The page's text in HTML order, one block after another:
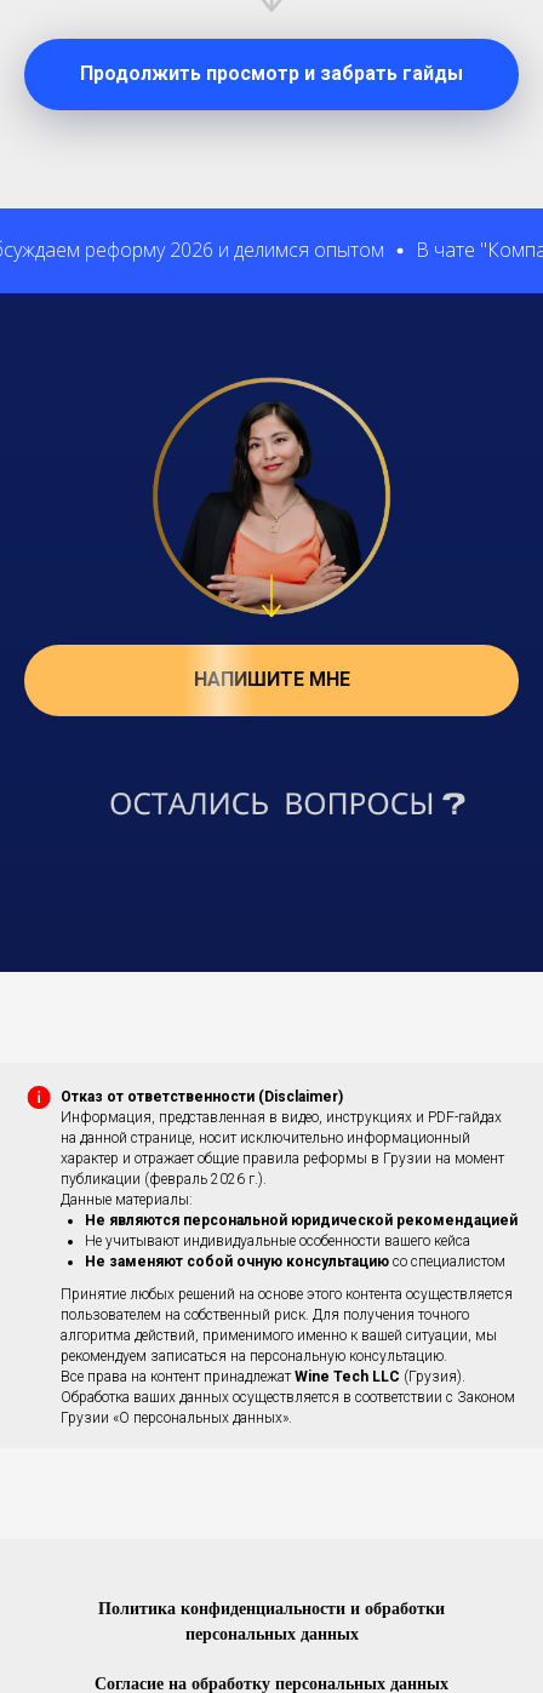
Продолжить просмотр и забрать гайды
реформу 2026 и делимся опытом В чате
НАПИШИТЕ МНЕ
Отказ от ответственности (Disclaimer)
Информация, представленная в видео, инструкциях и PDF-гайдах
на данной странице, носит исключительно информационный
характер и отражает общие правила реформы в Грузии на момент
публикации (февраль 2026 г.).
Данные материалы:
Не являются персональной юридической рекомендацией
Не учитывают индивидуальные особенности вашего кейса
Не заменяют собой очную консультацию со специалистом
Принятие любых решений на основе этого контента осуществляется
пользователем на собственный риск. Для получения точного
алгоритма действий, применимого именно к вашей ситуации, мы
рекомендуем записаться на персональную консультацию.
Все права на контент принадлежатWine Tech LLC (Грузия).
Обработка ваших данных осуществляется в соответствии с Законом
Грузии «О персональных данных».
Политика конфиденциальности и обработки
персональных данных
Согласие на обработку персональных данных